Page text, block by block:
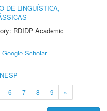
DE LINGUÍSTICA,
RDIDP Academic
Google Scholar
6 7 8 9 »